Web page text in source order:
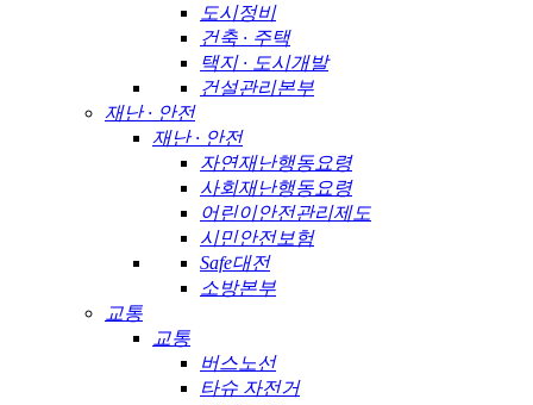
도시정비
건축 · 주택
택지 · 도시개발
건설관리본부
재난 · 안전
재난 · 안전
자연재난행동요령
사회재난행동요령
어린이안전관리제도
시민안전보험
Safe대전
소방본부
교통
교통
버스노선
타슈 자전거